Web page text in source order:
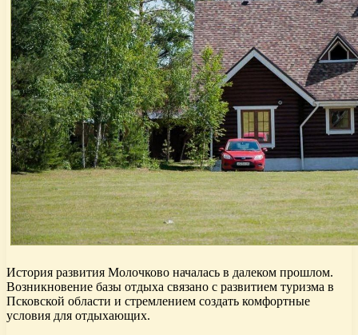
История развития Молочково началась в далеком прошлом.
Возникновение базы отдыха связано с развитием туризма в
Псковской области и стремлением создать комфортные
условия для отдыхающих.